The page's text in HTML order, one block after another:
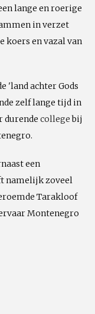
lange en roerige
in verzet
koers en vazal van
'land achter Gods
zelf lange tijd in
durende collegebij
een
namelijk zoveel
Tarakloof
Montenegro